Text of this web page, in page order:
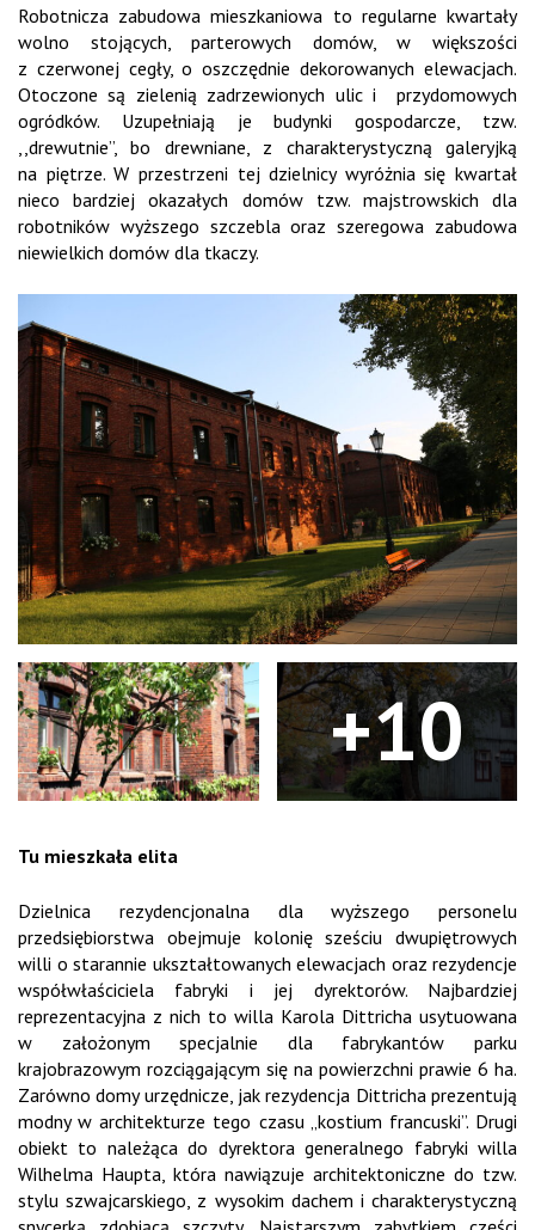
Robotnicza zabudowa mieszkaniowa to regularne kwartały
wolno stojących, parterowych domów, w większości
z czerwonej cegły, o oszczędnie dekorowanych elewacjach.
Otoczone są zielenią zadrzewionych ulic i przydomowych
ogródków. Uzupełniają je budynki gospodarcze, tzw.
,,drewutnie”, bo drewniane, z charakterystyczną galeryjką
na piętrze. W przestrzeni tej dzielnicy wyróżnia się kwartał
nieco bardziej okazałych domów tzw. majstrowskich dla
robotników wyższego szczebla oraz szeregowa zabudowa
niewielkich domów dla tkaczy.
+10
Tu mieszkała elita
Dzielnica rezydencjonalna dla wyższego personelu
przedsiębiorstwa obejmuje kolonię sześciu dwupiętrowych
willi o starannie ukształtowanych elewacjach oraz rezydencje
współwłaściciela fabryki i jej dyrektorów. Najbardziej
reprezentacyjna z nich to willa Karola Dittricha usytuowana
w założonym specjalnie dla fabrykantów parku
krajobrazowym rozciągającym się na powierzchni prawie 6 ha.
Zarówno domy urzędnicze, jak rezydencja Dittricha prezentują
modny w architekturze tego czasu „kostium francuski”. Drugi
obiekt to należąca do dyrektora generalnego fabryki willa
Wilhelma Haupta, która nawiązuje architektoniczne do tzw.
stylu szwajcarskiego, z wysokim dachem i charakterystyczną